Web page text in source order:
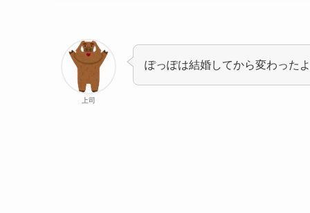
上司
ぽっぽは結婚してから変わった